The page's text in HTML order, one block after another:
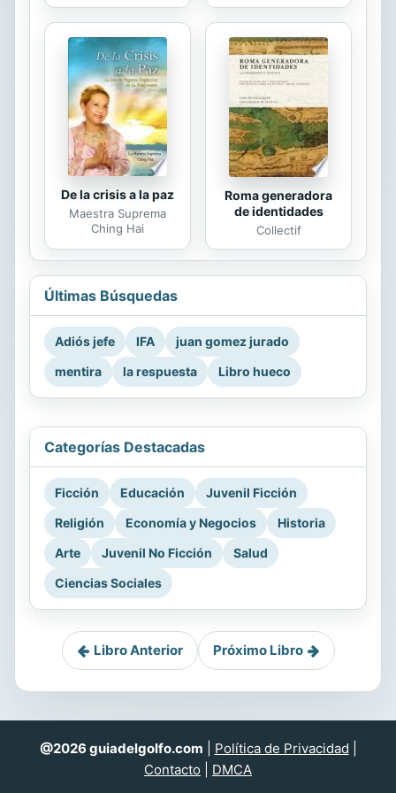
De la crisis a la paz
Maestra Suprema
Ching Hai
Roma generadora
de identidades
Collectif
Últimas Búsquedas
Adiós jefe IFA
juan gomez jurado
mentira
la respuesta Libro hueco
Categorías Destacadas
Ficción Educación
Juvenil Ficción
Religión
Economía y Negocios
Historia
Arte
Juvenil No Ficción
Salud
Ciencias Sociales
Libro Anterior Próximo Libro
@2026 guiadelgolfo.com Política de Privacidad
Contacto
DMCA